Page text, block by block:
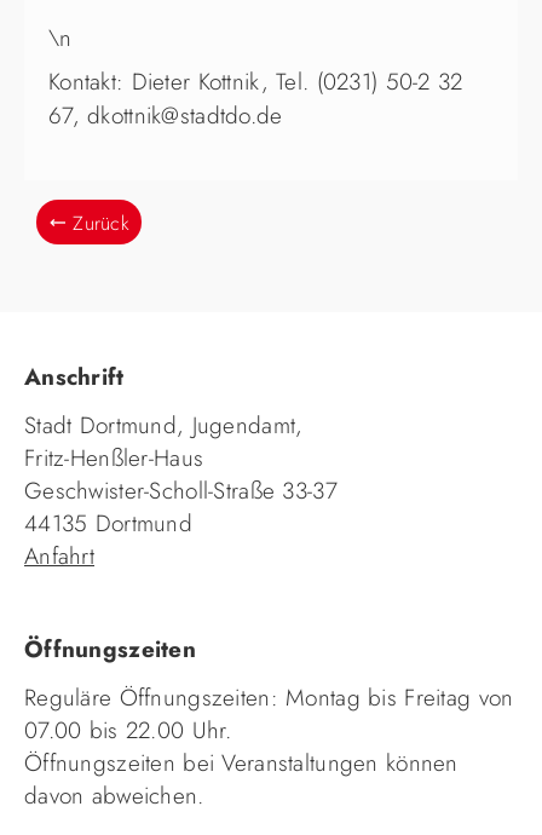
\n
Kontakt: Dieter Kottnik, Tel. (0231) 50-2 32
67, dkottnik@stadtdo.de
Zurück
Anschrift
Stadt Dortmund, Jugendamt,
Fritz-Henßler-Haus
Geschwister-Scholl-Straße 33-37
44135 Dortmund
Anfahrt
Öffnungszeiten
Reguläre Öffnungszeiten: Montag bis Freitag von
07.00 bis 22.00 Uhr.
Öffnungszeiten bei Veranstaltungen können
davon abweichen.